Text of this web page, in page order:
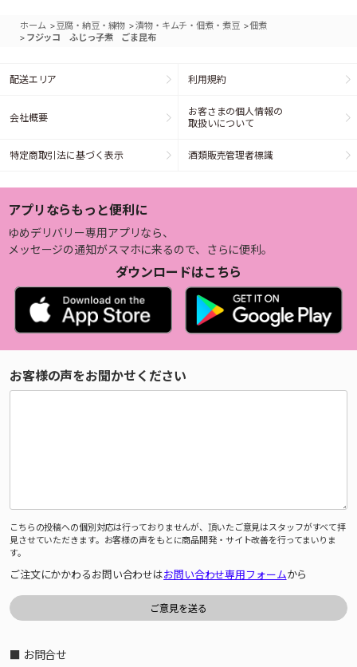
ホーム >豆腐・納豆・練物 >漬物・キムチ・佃煮・煮豆 >佃煮
> フジッコ ふじっ子煮 ごま昆布
配送エリア 利用規約
会社概要
お客さまの個人情報の
取扱いについて
特定商取引法に基づく表示 酒類販売管理者標識
アプリならもっと便利に
ゆめデリバリー専用アプリなら、
メッセージの通知がスマホに来るので、さらに便利。
ダウンロードはこちら
お客様の声をお聞かせください
こちらの投稿への個別対応は行っておりませんが、頂いたご意見はスタッフがすべて拝
見させていただきます。お客様の声をもとに商品開発・サイト改善を行ってまいりま
す。
ご注文にかかわるお問い合わせはお問い合わせ専用フォームから
■ お問合せ